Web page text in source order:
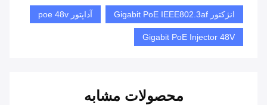
انژکتور Gigabit PoE IEEE802.3af آداپتور poe 48v
Gigabit PoE Injector 48V
محصولات مشابه